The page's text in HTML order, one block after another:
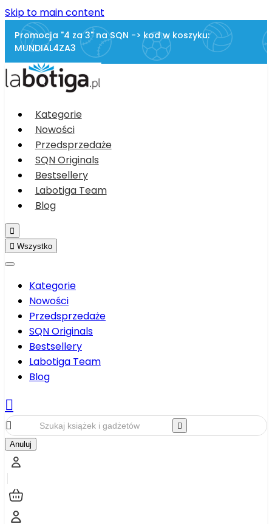
Skip to main content
Promocja "4 za 3" na SQN -> kod w koszyku:
MUNDIAL4ZA3
Kategorie
Nowości
Przedsprzedaże
SQN Originals
Bestsellery
Labotiga Team
Blog

 Wszystko
Kategorie
Nowości
Przedsprzedaże
SQN Originals
Bestsellery
Labotiga Team
Blog



Anuluj